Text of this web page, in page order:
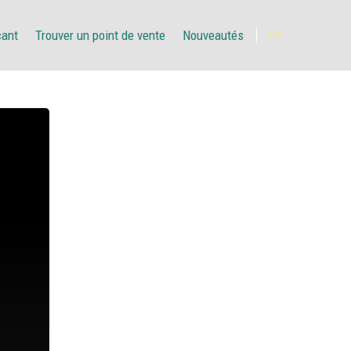
Trouver un point de vente Nouveautés FR